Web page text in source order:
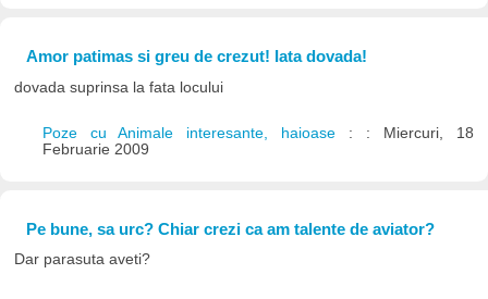
Amor patimas si greu de crezut! Iata dovada!
dovada suprinsa la fata locului
Poze cu Animale interesante, haioase : : Miercuri, 18
Februarie 2009
Pe bune, sa urc? Chiar crezi ca am talente de aviator?
Dar parasuta aveti?